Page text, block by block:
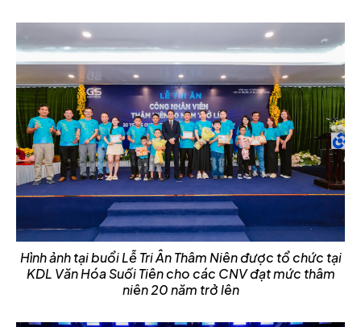
Hình ảnh tại buổi Lễ Tri Ân Thâm Niên được tổ chức tại
KDL Văn Hóa Suối Tiên cho các CNV đạt mức thâm
niên 20 năm trở lên